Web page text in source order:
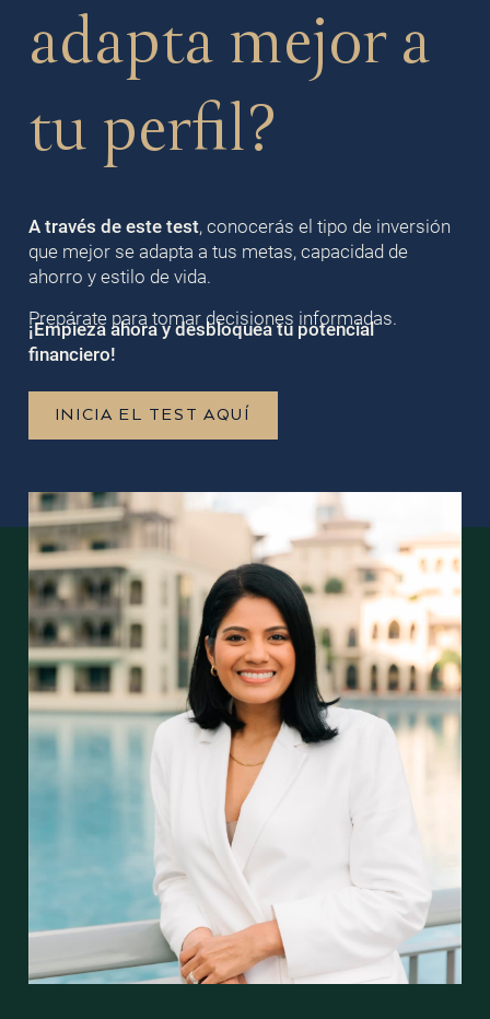
adapta mejor a
tu perfil?
A través de este test, conocerás el tipo de inversión
que mejor se adapta a tus metas, capacidad de
ahorro y estilo de vida.
Prepárate para tomar decisiones informadas.
¡Empieza ahora y desbloquea tu potencial
financiero!
INICIA EL TEST AQUÍ